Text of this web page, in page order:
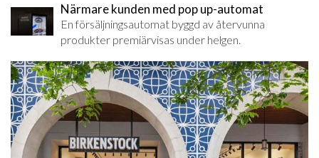
Närmare kunden med pop up-automat
En försäljningsautomat byggd av återvunna
produkter premiärvisas under helgen.